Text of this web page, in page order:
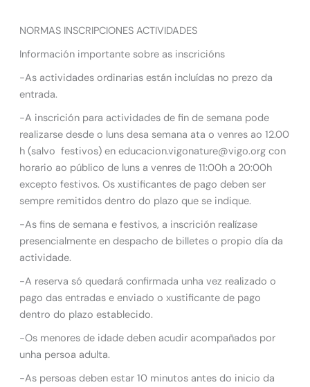
NORMAS INSCRIPCIONES ACTIVIDADES
Información importante sobre as inscricións
-As actividades ordinarias están incluídas no prezo da
entrada.
-A inscrición para actividades de fin de semana pode
realizarse desde o luns desa semana ata o venres ao 12.00
h (salvo festivos) en educacion.vigonature@vigo.org con
horario ao público de luns a venres de 11:00h a 20:00h
excepto festivos. Os xustificantes de pago deben ser
sempre remitidos dentro do plazo que se indique.
-As fins de semana e festivos, a inscrición realízase
presencialmente en despacho de billetes o propio día da
actividade.
-A reserva só quedará confirmada unha vez realizado o
pago das entradas e enviado o xustificante de pago
dentro do plazo establecido.
-Os menores de idade deben acudir acompañados por
unha persoa adulta.
-As persoas deben estar 10 minutos antes do inicio da